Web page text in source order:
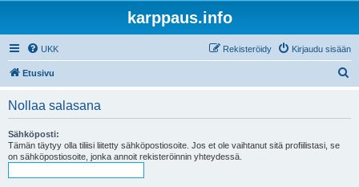
karppaus.info
UKK Kirjaudu sisään
Rekisteröidy
Etusivu
Nollaa salasana
Sähköposti:
Tämän täytyy olla tiliisi liitetty sähköpostiosoite. Jos et ole vaihtanut sitä profiilistasi, se
on sähköpostiosoite, jonka annoit rekisteröinnin yhteydessä.